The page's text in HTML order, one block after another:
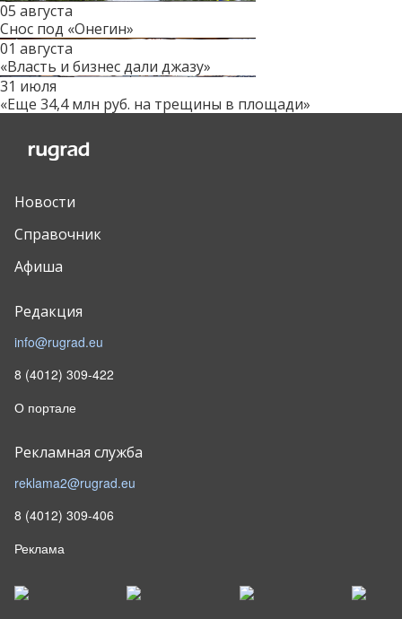
05 августа
Снос под «Онегин»
01 августа
«Власть и бизнес дали джазу»
31 июля
«Еще 34,4 млн руб. на трещины в площади»
Новости
Справочник
Афиша
Редакция
info@rugrad.eu
8 (4012) 309-422
О портале
Рекламная служба
reklama2@rugrad.eu
8 (4012) 309-406
Реклама